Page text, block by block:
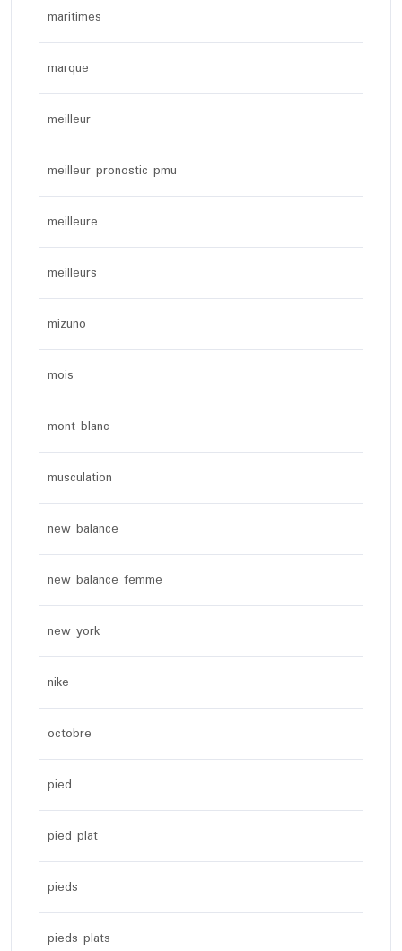
maritimes
marque
meilleur
meilleur pronostic pmu
meilleure
meilleurs
mizuno
mois
mont blanc
musculation
new balance
new balance femme
new york
nike
octobre
pied
pied plat
pieds
pieds plats